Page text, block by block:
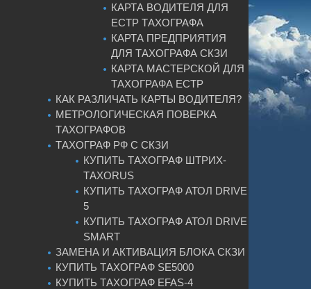
КАРТА ВОДИТЕЛЯ ДЛЯ
ЕСТР ТАХОГРАФА
КАРТА ПРЕДПРИЯТИЯ
ДЛЯ ТАХОГРАФА СКЗИ
КАРТА МАСТЕРСКОЙ ДЛЯ
ТАХОГРАФА ЕСТР
КАК РАЗЛИЧАТЬ КАРТЫ ВОДИТЕЛЯ?
МЕТРОЛОГИЧЕСКАЯ ПОВЕРКА
ТАХОГРАФОВ
ТАХОГРАФ РФ С СКЗИ
КУПИТЬ ТАХОГРАФ ШТРИХ-
ТАХОRUS
КУПИТЬ ТАХОГРАФ АТОЛ DRIVE
5
КУПИТЬ ТАХОГРАФ АТОЛ DRIVE
SMART
ЗАМЕНА И АКТИВАЦИЯ БЛОКА СКЗИ
КУПИТЬ ТАХОГРАФ SE5000
КУПИТЬ ТАХОГРАФ EFAS-4